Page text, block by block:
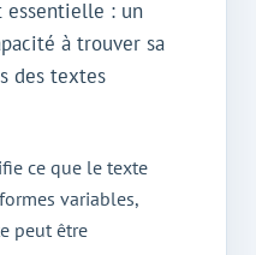
essentielle : un
à trouver sa
des textes
ce que le texte
variables,
peut être